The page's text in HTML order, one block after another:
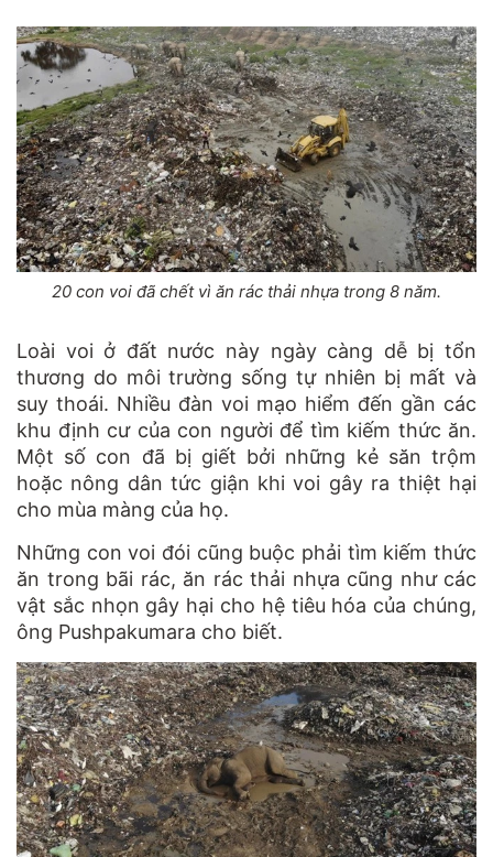
20 con voi đã chết vì ăn rác thải nhựa trong 8 năm.
Loài voi ở đất nước này ngày càng dễ bị tổn
thương do môi trường sống tự nhiên bị mất và
suy thoái. Nhiều đàn voi mạo hiểm đến gần các
khu định cư của con người để tìm kiếm thức ăn.
Một số con đã bị giết bởi những kẻ săn trộm
hoặc nông dân tức giận khi voi gây ra thiệt hại
cho mùa màng của họ.
Những con voi đói cũng buộc phải tìm kiếm thức
ăn trong bãi rác, ăn rác thải nhựa cũng như các
vật sắc nhọn gây hại cho hệ tiêu hóa của chúng,
ông Pushpakumara cho biết.